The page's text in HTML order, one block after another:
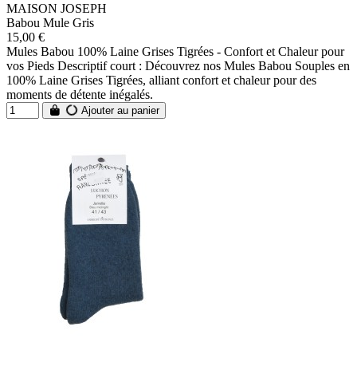
MAISON JOSEPH
Babou Mule Gris
15,00 €
Mules Babou 100% Laine Grises Tigrées - Confort et Chaleur pour
vos Pieds Descriptif court : Découvrez nos Mules Babou Souples en
100% Laine Grises Tigrées, alliant confort et chaleur pour des
moments de détente inégalés.
Ajouter au panier